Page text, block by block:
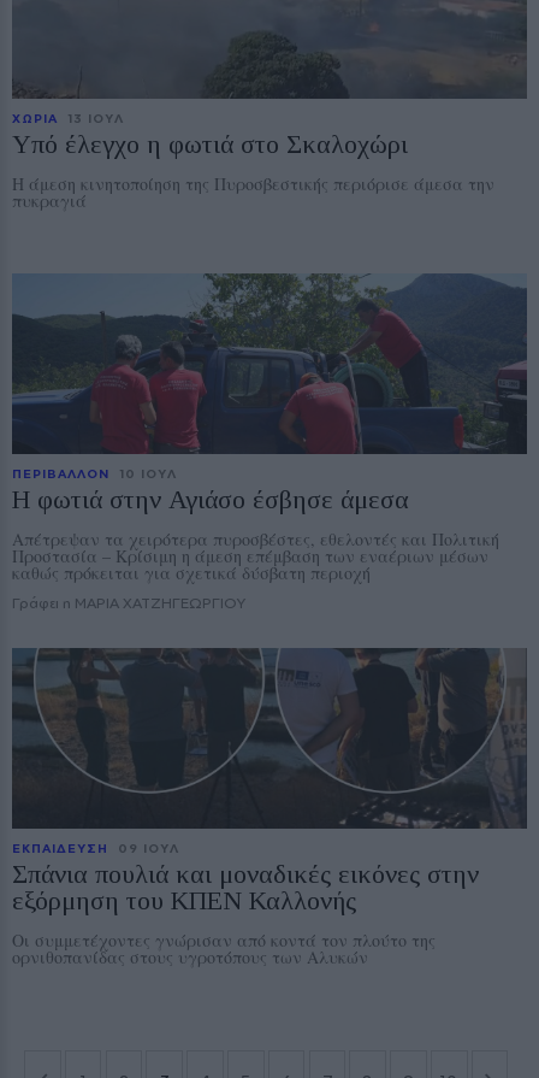
ΧΩΡΙΑ 13 ΙΟΥΛ
Υπό έλεγχο η φωτιά στο Σκαλοχώρι
Η άμεση κινητοποίηση της Πυροσβεστικής περιόρισε άμεσα την
πυκραγιά
ΠΕΡΙΒΑΛΛΟΝ 10 ΙΟΥΛ
Η φωτιά στην Αγιάσο έσβησε άμεσα
Απέτρεψαν τα χειρότερα πυροσβέστες, εθελοντές και Πολιτική
Προστασία – Κρίσιμη η άμεση επέμβαση των εναέριων μέσων
καθώς πρόκειται για σχετικά δύσβατη περιοχή
Γράφει η ΜΑΡΙΑ ΧΑΤΖΗΓΕΩΡΓΙΟΥ
ΕΚΠΑΙΔΕΥΣΗ 09 ΙΟΥΛ
Σπάνια πουλιά και μοναδικές εικόνες στην
εξόρμηση του ΚΠΕΝ Καλλονής
Οι συμμετέχοντες γνώρισαν από κοντά τον πλούτο της
ορνιθοπανίδας στους υγροτόπους των Αλυκών